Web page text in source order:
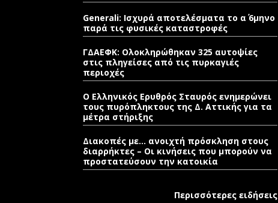
Generali: Ισχυρά αποτελέσματα το α΄ 6μηνο
παρά τις φυσικές καταστροφές
ΓΔΑΕΦΚ: Ολοκληρώθηκαν 325 αυτοψίες
στις πληγείσες από τις πυρκαγιές
περιοχές
Ο Ελληνικός Ερυθρός Σταυρός ενημερώνει
τους πυρόπληκτους της Δ. Αττικής για τα
μέτρα στήριξης
Διακοπές με… ανοιχτή πρόσκληση στους
διαρρήκτες – Οι κινήσεις που μπορούν να
προστατεύσουν την κατοικία
Περισσότερες ειδήσεις